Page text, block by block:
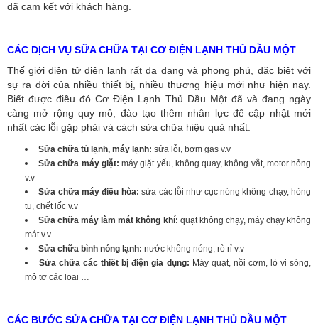
đã cam kết với khách hàng.
CÁC DỊCH VỤ SỮA CHỮA TẠI CƠ ĐIỆN LẠNH THỦ DẦU MỘT
Thế giới điện tử điện lạnh rất đa dạng và phong phú, đặc biệt với
sự ra đời của nhiều thiết bị, nhiều thương hiệu mới như hiện nay.
Biết được điều đó Cơ Điện Lạnh Thủ Dầu Một đã và đang ngày
càng mở rộng quy mô, đào tạo thêm nhân lực để cập nhật mới
nhất các lỗi gặp phải và cách sửa chữa hiệu quả nhất:
Sửa chữa tủ lạnh, máy lạnh: sửa lỗi, bơm gas v.v
Sửa chữa máy giặt:máy giặt yếu, không quay, không vắt, motor hỏng
v.v
Sửa chữa máy điều hòa: sửa các lỗi như cục nóng không chạy, hỏng
tụ, chết lốc v.v
Sửa chữa máy làm mát không khí: quạt không chạy, máy chạy không
mát v.v
Sửa chữa bình nóng lạnh: nước không nóng, rò rỉ v.v
Sửa chữa các thiết bị điện gia dụng: Máy quạt, nồi cơm, lò vi sóng,
mô tơ các loại …
CÁC BƯỚC SỬA CHỮA TẠI CƠ ĐIỆN LẠNH THỦ DẦU MỘT